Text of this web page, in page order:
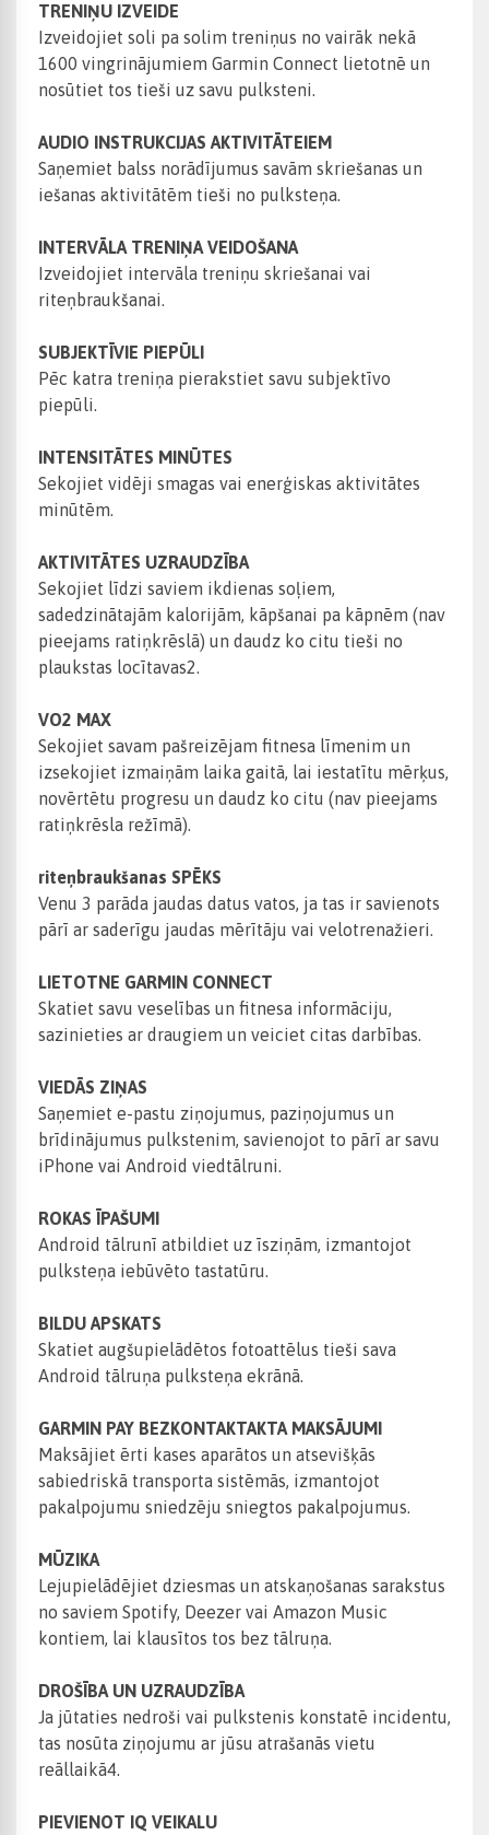
TRENIŅU IZVEIDE
Izveidojiet soli pa solim treniņus no vairāk nekā
1600 vingrinājumiem Garmin Connect lietotnē un
nosūtiet tos tieši uz savu pulksteni.
AUDIO INSTRUKCIJAS AKTIVITĀTEIEM
Saņemiet balss norādījumus savām skriešanas un
iešanas aktivitātēm tieši no pulksteņa.
INTERVĀLA TRENIŅA VEIDOŠANA
Izveidojiet intervāla treniņu skriešanai vai
riteņbraukšanai.
SUBJEKTĪVIE PIEPŪLI
Pēc katra treniņa pierakstiet savu subjektīvo
piepūli.
INTENSITĀTES MINŪTES
Sekojiet vidēji smagas vai enerģiskas aktivitātes
minūtēm.
AKTIVITĀTES UZRAUDZĪBA
Sekojiet līdzi saviem ikdienas soļiem,
sadedzinātajām kalorijām, kāpšanai pa kāpnēm (nav
pieejams ratiņkrēslā) un daudz ko citu tieši no
plaukstas locītavas2.
VO2 MAX
Sekojiet savam pašreizējam fitnesa līmenim un
izsekojiet izmaiņām laika gaitā, lai iestatītu mērķus,
novērtētu progresu un daudz ko citu (nav pieejams
ratiņkrēsla režīmā).
riteņbraukšanas SPĒKS
Venu 3 parāda jaudas datus vatos, ja tas ir savienots
pārī ar saderīgu jaudas mērītāju vai velotrenažieri.
LIETOTNE GARMIN CONNECT
Skatiet savu veselības un fitnesa informāciju,
sazinieties ar draugiem un veiciet citas darbības.
VIEDĀS ZIŅAS
Saņemiet e-pastu ziņojumus, paziņojumus un
brīdinājumus pulkstenim, savienojot to pārī ar savu
iPhone vai Android viedtālruni.
ROKAS ĪPAŠUMI
Android tālrunī atbildiet uz īsziņām, izmantojot
pulksteņa iebūvēto tastatūru.
BILDU APSKATS
Skatiet augšupielādētos fotoattēlus tieši sava
Android tālruņa pulksteņa ekrānā.
GARMIN PAY BEZKONTAKTAKTA MAKSĀJUMI
Maksājiet ērti kases aparātos un atsevišķās
sabiedriskā transporta sistēmās, izmantojot
pakalpojumu sniedzēju sniegtos pakalpojumus.
MŪZIKA
Lejupielādējiet dziesmas un atskaņošanas sarakstus
no saviem Spotify, Deezer vai Amazon Music
kontiem, lai klausītos tos bez tālruņa.
DROŠĪBA UN UZRAUDZĪBA
Ja jūtaties nedroši vai pulkstenis konstatē incidentu,
tas nosūta ziņojumu ar jūsu atrašanās vietu
reāllaikā4.
PIEVIENOT IQ VEIKALU